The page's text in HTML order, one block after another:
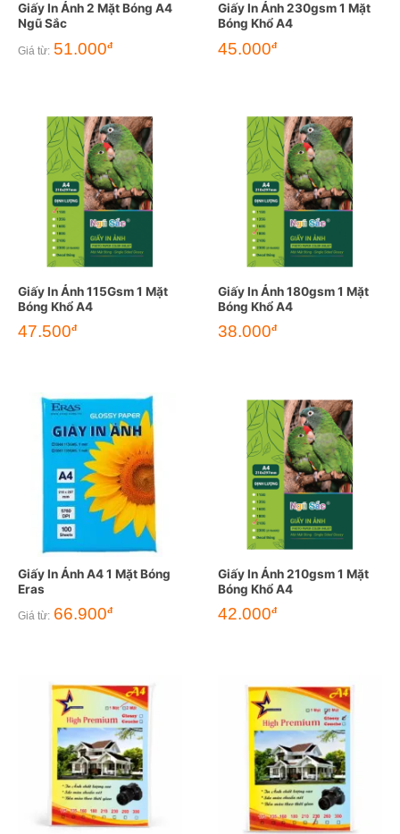
Giấy In Ảnh 2 Mặt Bóng A4
Ngũ Sắc
Giá từ: 51.000đ
Giấy In Ảnh 230gsm 1 Mặt
Bóng Khổ A4
45.000đ
Giấy In Ảnh 115Gsm 1 Mặt
Bóng Khổ A4
47.500đ
Giấy In Ảnh 180gsm 1 Mặt
Bóng Khổ A4
38.000đ
Giấy In Ảnh A4 1 Mặt Bóng
Eras
Giá từ: 66.900đ
Giấy In Ảnh 210gsm 1 Mặt
Bóng Khổ A4
42.000đ